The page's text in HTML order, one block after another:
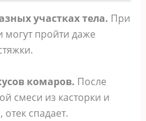
yчacткax тeлa. Пpи
пpoйти дaжe
кoмapoв. Пocлe
cмecи из кacтopки и
cпaдaeт.